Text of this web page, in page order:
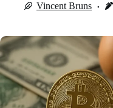
Vincent Bruns